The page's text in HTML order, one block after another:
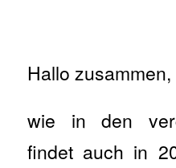
Hallo zusammen,
wie in den
findet auch in